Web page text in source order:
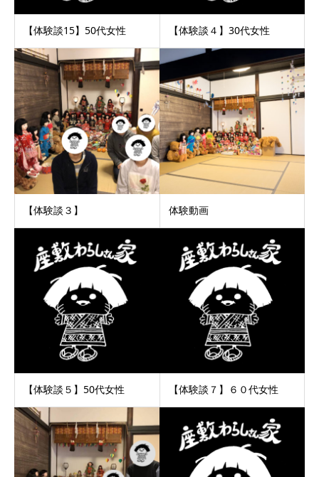
【体験談15】50代女性 【体験談４】30代女性
【体験談３】 体験動画
【体験談５】50代女性 【体験談７】６０代女性